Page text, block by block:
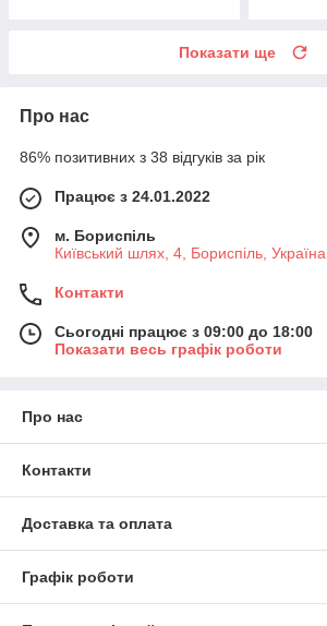
Показати ще
Про нас
86% позитивних з 38 відгуків за рік
Працює з 24.01.2022
м. Бориспіль
Київський шлях, 4, Бориспіль, Україна
Контакти
Сьогодні працює з 09:00 до 18:00
Показати весь графік роботи
Про нас
Контакти
Доставка та оплата
Графік роботи